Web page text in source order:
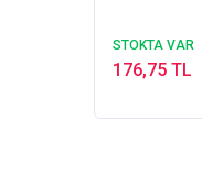
STOKTA VAR
176,75 TL